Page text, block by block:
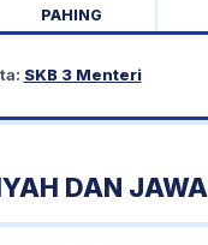
PAHING
SKB 3 Menteri
DAN JAWA